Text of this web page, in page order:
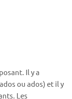
Il y a
ou ados) et il y
Les